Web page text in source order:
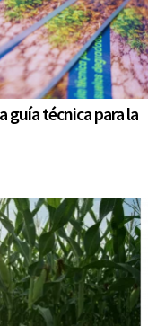
guía técnica para la